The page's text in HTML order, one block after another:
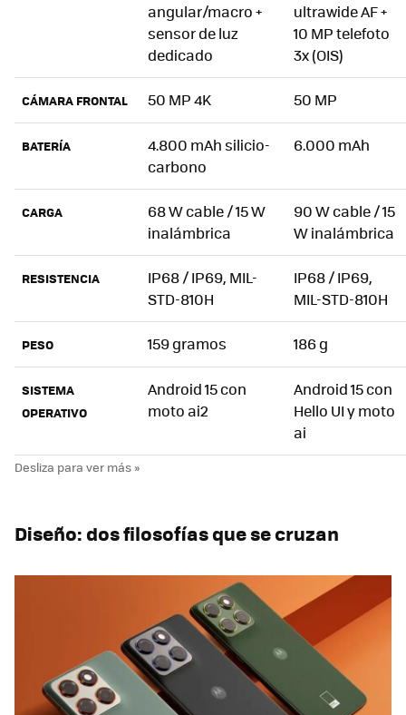
angular/macro +
sensor de luz
dedicado
ultrawide AF +
10 MP telefoto
3x (OIS)
CÁMARA FRONTAL 50 MP 4K 50 MP
BATERÍA
4.800 mAh silicio-
carbono
6.000 mAh
CARGA
68 W cable / 15 W
inalámbrica
90 W cable / 15
W inalámbrica
RESISTENCIA
IP68 / IP69, MIL-
STD-810H
IP68 / IP69,
MIL-STD-810H
PESO 159 gramos 186 g
SISTEMA
OPERATIVO
Android 15 con
moto ai2
Android 15 con
Hello UI y moto
ai
Diseño: dos filosofías que se cruzan